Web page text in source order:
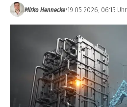
Mirko Hennecke•19.05.2026, 06:15 Uhr